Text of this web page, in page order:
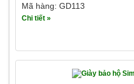
Mã hàng: GD113
Chi tiết »